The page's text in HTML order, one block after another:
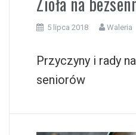
5 lipca 2018 Waleria
Przyczyny i rady
seniorów